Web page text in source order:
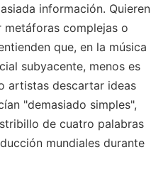
información. Quieren
metáforas complejas o
que, en la música
subyacente, menos es
artistas descartar ideas
"demasiado simples",
de cuatro palabras
mundiales durante